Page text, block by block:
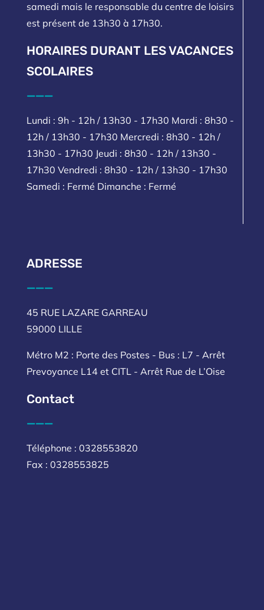
samedi mais le responsable du centre de loisirs
est présent de 13h30 à 17h30.
HORAIRES DURANT LES VACANCES
SCOLAIRES
___
Lundi : 9h - 12h / 13h30 - 17h30 Mardi : 8h30 -
12h / 13h30 - 17h30 Mercredi : 8h30 - 12h /
13h30 - 17h30 Jeudi : 8h30 - 12h / 13h30 -
17h30 Vendredi : 8h30 - 12h / 13h30 - 17h30
Samedi : Fermé Dimanche : Fermé
ADRESSE
___
45 RUE LAZARE GARREAU
59000 LILLE
Métro M2 : Porte des Postes - Bus : L7 - Arrêt
Prevoyance L14 et CITL - Arrêt Rue de L’Oise
Contact
___
Téléphone : 0328553820
Fax : 0328553825